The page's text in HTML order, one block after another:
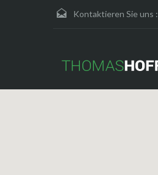
Kontaktieren Sie uns :